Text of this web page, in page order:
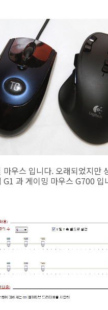
마우스 입니다. 오래되었지만
G1 과 게이밍 마우스 G700 입